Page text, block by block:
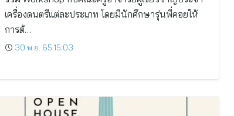
เครื่องดนตรีแต่ละประเภท โดยมีนักศึกษารุ่นพี่คอยให้
การต้…
30 พ.ย. 65 15:03